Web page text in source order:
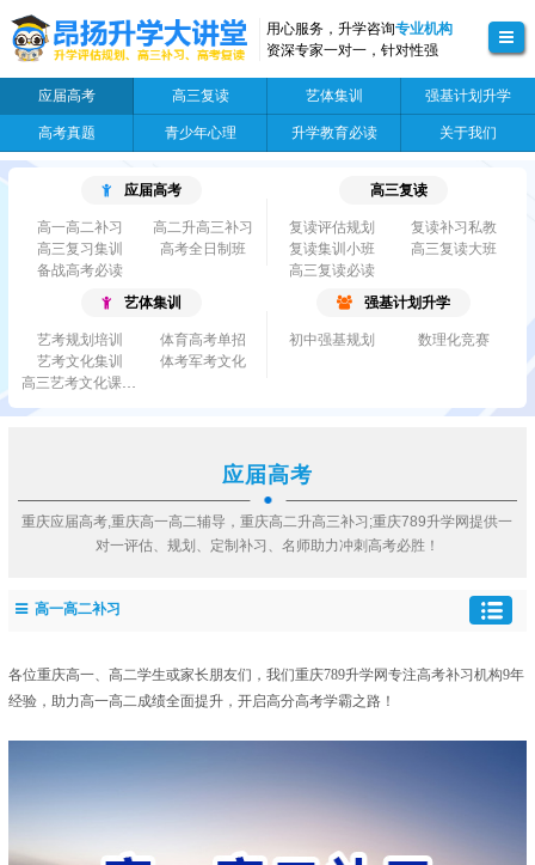
用心服务，升学咨询专业机构
资深专家一对一，针对性强
应届高考 高三复读 艺体集训 强基计划升学
高考真题 青少年心理 升学教育必读 关于我们
应届高考
高一高二补习
高二升高三补习
高三复习集训
高考全日制班
备战高考必读
高三复读
复读评估规划
复读补习私教
复读集训小班
高三复读大班
高三复读必读
艺体集训
艺考规划培训
体育高考单招
艺考文化集训
体考军考文化
高三艺考文化课集...
强基计划升学
初中强基规划 数理化竞赛
应届高考
重庆应届高考,重庆高一高二辅导，重庆高二升高三补习;重庆789升学网提供一
对一评估、规划、定制补习、名师助力冲刺高考必胜！
高一高二补习
各位重庆高一、高二学生或家长朋友们，我们重庆789升学网专注高考补习机构9年
经验，助力高一高二成绩全面提升，开启高分高考学霸之路！